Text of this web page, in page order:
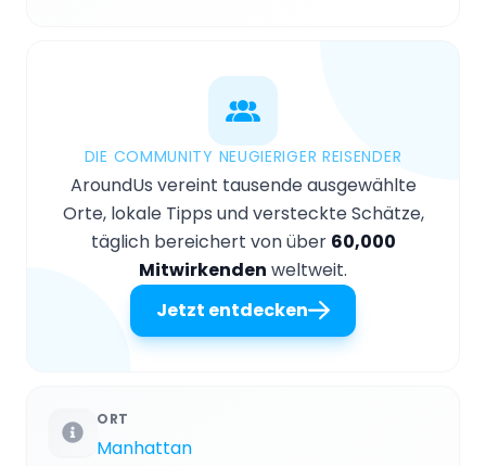
DIE COMMUNITY NEUGIERIGER REISENDER
AroundUs vereint tausende ausgewählte
Orte, lokale Tipps und versteckte Schätze,
täglich bereichert von über 60,000
Mitwirkenden weltweit.
Jetzt entdecken
ORT
Manhattan